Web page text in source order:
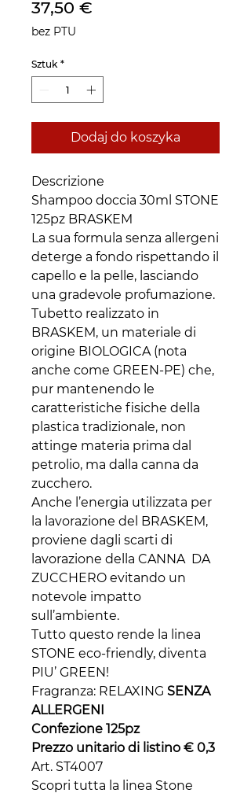
37,50 €
bez PTU
Sztuk *
Dodaj do koszyka
Descrizione
Shampoo doccia 30ml STONE
125pz BRASKEM
La sua formula senza allergeni
deterge a fondo rispettando il
capello e la pelle, lasciando
una gradevole profumazione.
Tubetto realizzato in
BRASKEM, un materiale di
origine BIOLOGICA (nota
anche come GREEN-PE) che,
pur mantenendo le
caratteristiche fisiche della
plastica tradizionale, non
attinge materia prima dal
petrolio, ma dalla canna da
zucchero.
Anche l’energia utilizzata per
la lavorazione del BRASKEM,
proviene dagli scarti di
lavorazione della CANNA DA
ZUCCHERO evitando un
notevole impatto
sull’ambiente.
Tutto questo rende la linea
STONE eco-friendly, diventa
PIU’ GREEN!
Fragranza: RELAXING SENZA
ALLERGENI
Confezione 125pz
Prezzo unitario di listino € 0,3
Art. ST4007
Scopri tutta la linea Stone